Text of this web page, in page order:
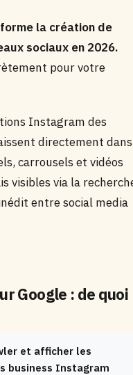
la création de
sociaux en 2026.
pour votre
Instagram des
directement dans
carrousels et vidéos
visibles via la
entre social media
Google : de quoi
et afficher les
business Instagram